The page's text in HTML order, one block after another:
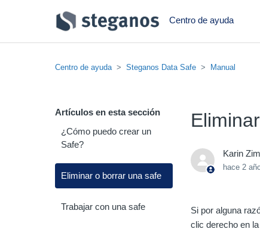
Centro de ayuda
Centro de ayuda Steganos Data Safe Manual
Artículos en esta sección
¿Cómo puedo crear un
Safe?
Eliminar o borrar una safe
Trabajar con una safe
Karin
hace 2
Si por alguna
clic derecho en